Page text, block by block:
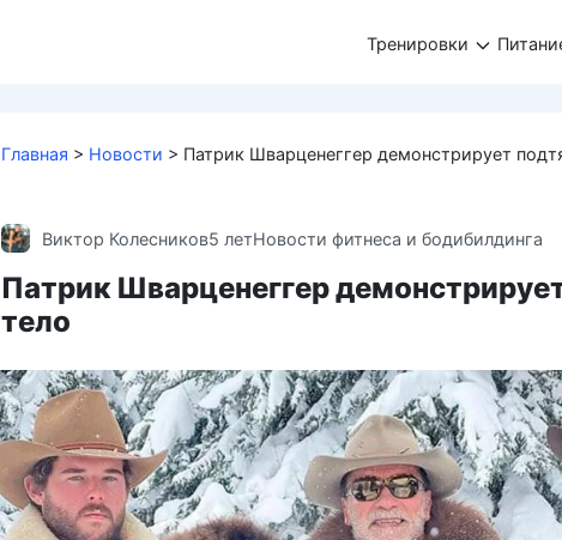
Тренировки
Главная > Новости > Патрик Шварценеггер демонстрирует
Виктор Колесников5 летНовости фитнеса и бодибилдинга
Патрик Шварценеггер
тело